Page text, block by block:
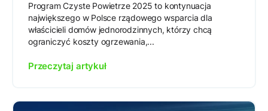
Program Czyste Powietrze 2025 to kontynuacja
największego w Polsce rządowego wsparcia dla
właścicieli domów jednorodzinnych, którzy chcą
ograniczyć koszty ogrzewania,...
Przeczytaj artykuł